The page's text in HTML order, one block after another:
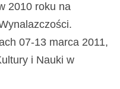
2010 roku na
07-13 marca 2011,
i Nauki w